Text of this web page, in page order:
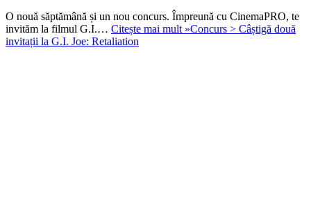
O nouă săptămână și un nou concurs. Împreună cu CinemaPRO, te
invităm la filmul G.I.… Citește mai mult »Concurs > Câștigă două
invitații la G.I. Joe: Retaliation